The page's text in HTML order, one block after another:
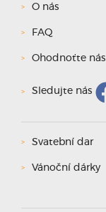
O nás
FAQ
Ohodnoťte nás
Sledujte nás
Svatební dar
Vánoční dárky